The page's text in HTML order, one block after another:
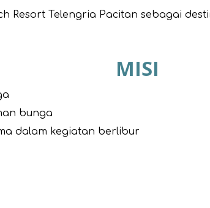
Resort Telengria Pacitan sebagai
MISI
bunga
dalam kegiatan berlibur